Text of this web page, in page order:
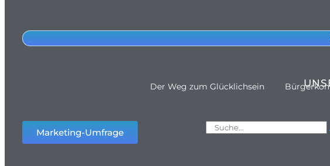
Der Weg zum Glücklichsein
Marketing-Umfrage